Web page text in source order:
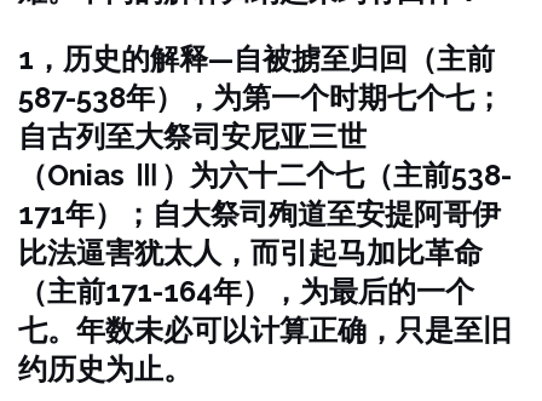
1，历史的解释—自被掳至归回（主前
587-538年），为第一个时期七个七；
自古列至大祭司安尼亚三世
（Onias Ⅲ）为六十二个七（主前538-
171年）；自大祭司殉道至安提阿哥伊
比法逼害犹太人，而引起马加比革命
（主前171-164年），为最后的一个
七。年数未必可以计算正确，只是至旧
约历史为止。